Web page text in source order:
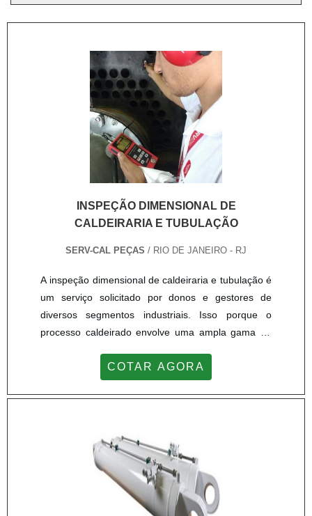
INSPEÇÃO DIMENSIONAL DE
CALDEIRARIA E TUBULAÇÃO
SERV-CAL PEÇAS / RIO DE JANEIRO - RJ
A inspeção dimensional de caldeiraria e tubulação é
um serviço solicitado por donos e gestores de
diversos segmentos industriais. Isso porque o
processo caldeirado envolve uma ampla gama de
devem ser vistoriados com atenção. Dentre os
pressão; Torres de processo; Trocadores de
IMPORTANTES DO SERVIÇO De u...
COTAR AGORA